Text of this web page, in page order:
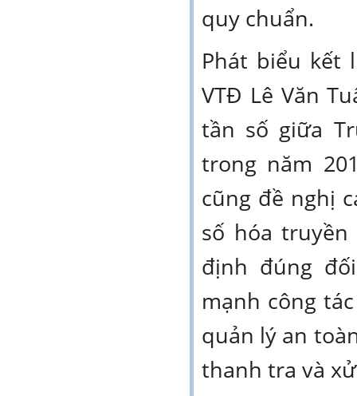
quy chuẩn.
Phát biểu kết
VTĐ Lê Văn
tần số giữa
trong năm
cũng đề nghị
số hóa
định đúng
mạnh công
quản lý an
thanh tra và